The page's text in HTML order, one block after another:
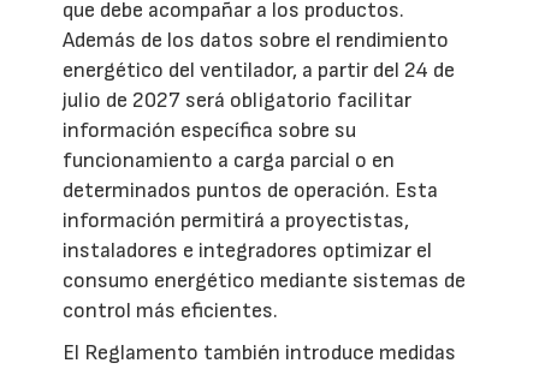
que debe acompañar a los productos.
Además de los datos sobre el rendimiento
energético del ventilador, a partir del 24 de
julio de 2027 será obligatorio facilitar
información específica sobre su
funcionamiento a carga parcial o en
determinados puntos de operación. Esta
información permitirá a proyectistas,
instaladores e integradores optimizar el
consumo energético mediante sistemas de
control más eficientes.
El Reglamento también introduce medidas